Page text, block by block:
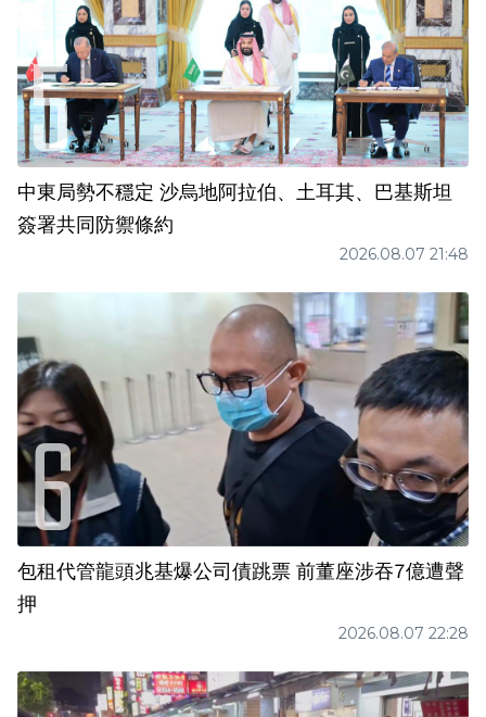
中東局勢不穩定 沙烏地阿拉伯、土耳其、巴基斯坦
簽署共同防禦條約
2026.08.07 21:48
包租代管龍頭兆基爆公司債跳票 前董座涉吞7億遭聲
押
2026.08.07 22:28